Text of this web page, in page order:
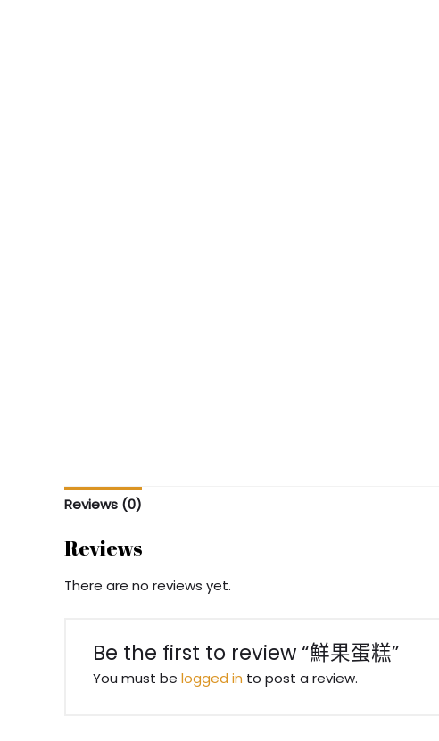
Reviews (0)
Reviews
There are no reviews yet.
Be the first to review “鮮果蛋糕”
You must be logged in to post a review.